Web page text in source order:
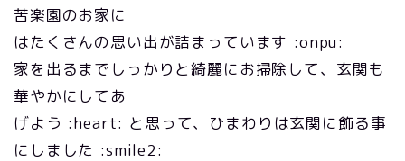
苦楽園のお家に
はたくさんの思い出が詰まっています :onpu:
家を出るまでしっかりと綺麗にお掃除して、玄関も
華やかにしてあ
げよう :heart: と思って、ひまわりは玄関に飾る事
にしました :smile2: